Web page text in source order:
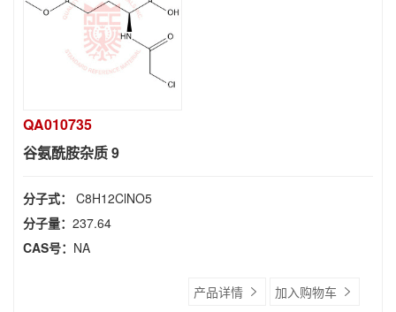
QA010735
谷氨酰胺杂质 9
分子式： C8H12ClNO5
分子量： 237.64
CAS号： NA
产品详情 加入购物车